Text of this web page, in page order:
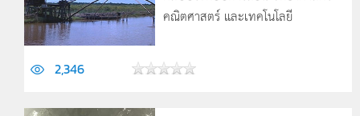
คณิตศาสตร์ และเทคโนโลยี
2,346